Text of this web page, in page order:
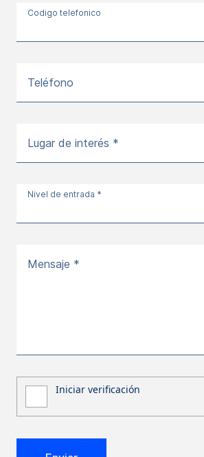
Codigo telefonico
Teléfono
Lugar de interés *
Nivel de entrada *
Mensaje *